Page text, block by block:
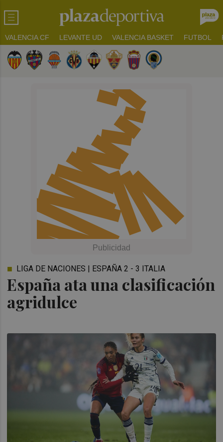
VALENCIA CF LEVANTE UD VALENCIA BASKET FUTBOL
España ata una clasificación
agridulce
LIGA DE NACIONES | ESPAÑA 2 - 3 ITALIA